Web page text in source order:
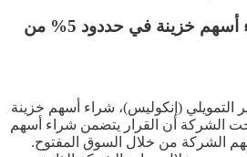
"إنكوليس" تقرر شراء أسهم خزينة في حددود 5% من
التمويلي (إنكوليس)، شراء أسهم خزينة
الشركة أن القرار يتضمن شراء أسهم
5% من أسهم الشركة من خلال السوق المفتوح.